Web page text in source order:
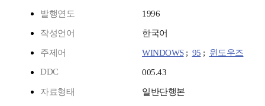
발행연도 1996
작성언어 한국어
주제어 WINDOWS; 95 ; 윈도우즈
DDC
005.43
자료형태 일반단행본